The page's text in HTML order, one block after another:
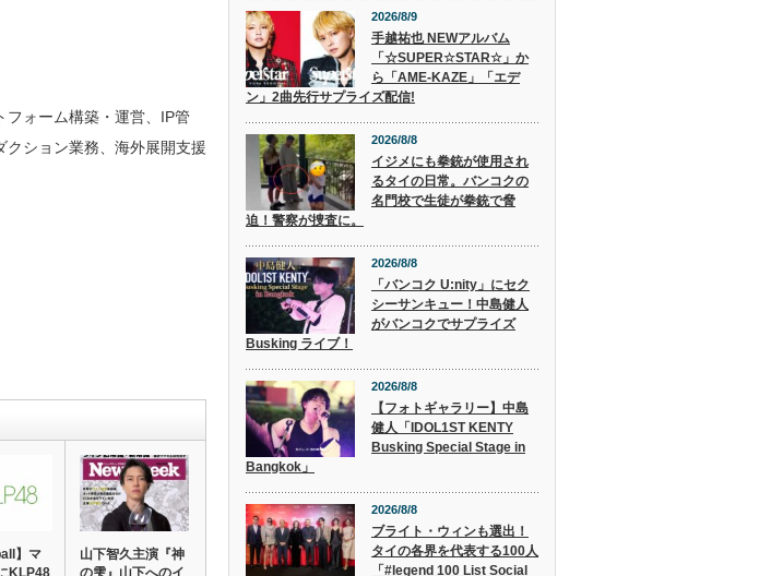
ォーム構築・運営、IP管
ション業務、海外展開支援
】マ
KLP48
山下智久主演『神
の雫』山下へのイ
2026/8/9
手越祐也 NEWアルバム
「☆SUPER☆STAR☆」か
ら「AME-KAZE」「エデ
ン」2曲先行サプライズ配信!
2026/8/8
イジメにも拳銃が使用され
るタイの日常。バンコクの
名門校で生徒が拳銃で脅
迫！警察が捜査に。
2026/8/8
「バンコク U:nity」にセク
シーサンキュー！中島健人
がバンコクでサプライズ
Busking ライブ！
2026/8/8
【フォトギャラリー】中島
健人「IDOL1ST KENTY
Busking Special Stage in
Bangkok」
2026/8/8
ブライト・ウィンも選出！
タイの各界を代表する100人
「#legend 100 List Social